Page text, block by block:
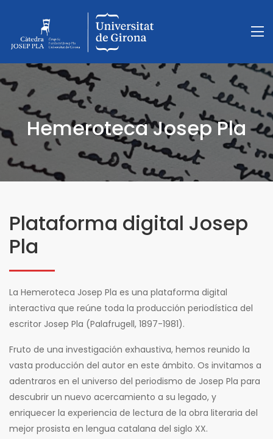
Hemeroteca Josep Pla
Plataforma digital Josep
Pla
La Hemeroteca Josep Pla es una plataforma digital
interactiva que reúne toda la producción periodística del
escritor Josep Pla (Palafrugell, 1897-1981).
Fruto de una investigación exhaustiva, hemos reunido la
vasta producción del autor en este ámbito. Os invitamos a
adentraros en el universo del periodismo de Josep Pla para
descubrir un nuevo acercamiento a su legado, y
enriquecer la experiencia de lectura de la obra literaria del
mejor prosista en lengua catalana del siglo XX.